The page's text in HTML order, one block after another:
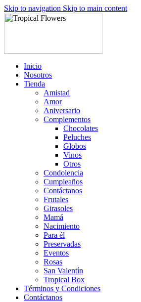
Skip to navigation Skip to main content
Inicio
Nosotros
Tienda
Amistad
Amor
Aniversario
Complementos
Chocolates
Peluches
Globos
Vinos
Otros
Condolencia
Cumpleaños
Contáctanos
Frutales
Girasoles
Mamá
Nacimiento
Para él
Preservadas
Eventos
Rosas
San Valentín
Tropical Box
Términos y Condiciones
Contáctanos